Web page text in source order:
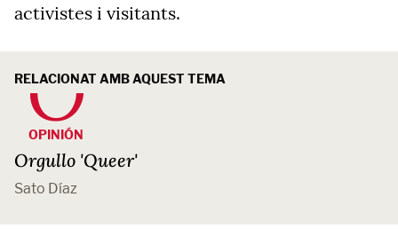
activistes i visitants.
RELACIONAT AMB AQUEST TEMA
OPINIÓN
Orgullo 'Queer'
Sato Díaz